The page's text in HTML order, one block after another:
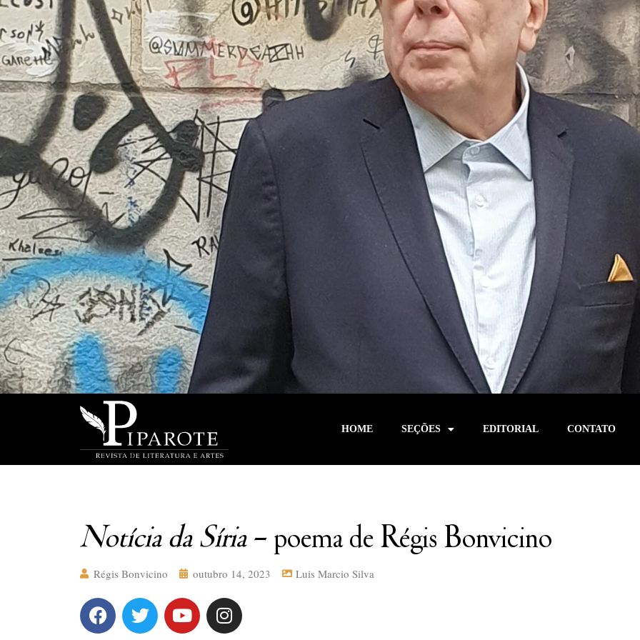
HOME SEÇÕES EDITORIAL CONTATO
Notícia da Síria– poema de Régis Bonvicino
Régis Bonvicino outubro 14, 2023 Luis Marcio Silva